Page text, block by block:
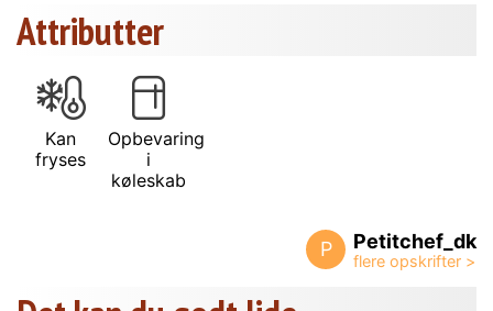
Attributter
Kan
fryses
Opbevaring
i
køleskab
P Petitchef_dk